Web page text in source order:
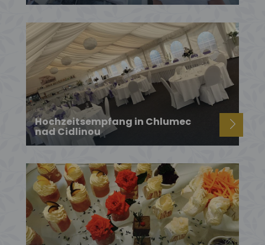
Hochzeitsempfang in Chlumec
nad Cidlinou